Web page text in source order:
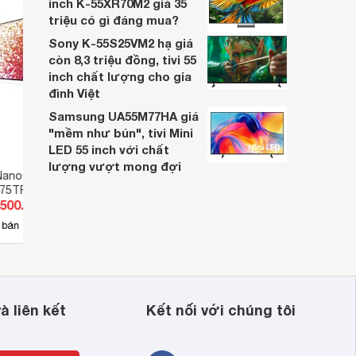
LG 75 inch
đ
Smart Tivi NanoCell LG 75 inch
inch K-55XR70M2 giá 35
triệu có gì đáng mua?
Sony K-55S25VM2 hạ giá
còn 8,3 triệu đồng, tivi 55
inch chất lượng cho gia
đình Việt
Samsung UA55M77HA giá
"mềm như bún", tivi Mini
LED 55 inch với chất
lượng vượt mong đợi
liên kết Kết nối với chúng tôi